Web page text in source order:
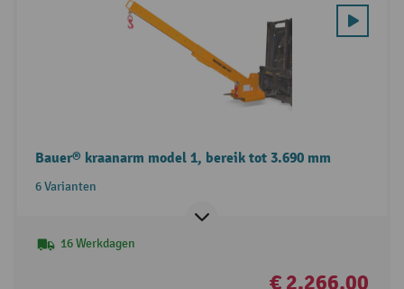
Bauer® kraanarm model 1, bereik tot 3.690 mm
6 Varianten
16 Werkdagen
€ 2.266,00